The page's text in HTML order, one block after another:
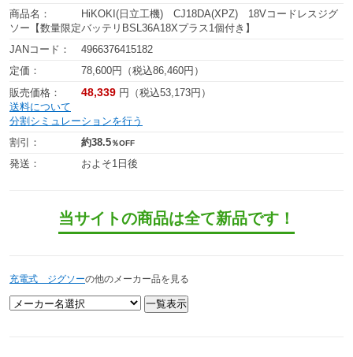
商品名：
HiKOKI(日立工機) CJ18DA(XPZ) 18Vコードレスジグ
ソー【数量限定バッテリBSL36A18Xプラス1個付き】
JANコード：
4966376415182
定価：
78,600円（税込86,460円）
販売価格：
48,339 円（税込53,173円）
送料について
分割シミュレーションを行う
割引：
約38.5％OFF
発送： およそ1日後
当サイトの商品は全て新品です！
充電式 ジグソーの他のメーカー品を見る